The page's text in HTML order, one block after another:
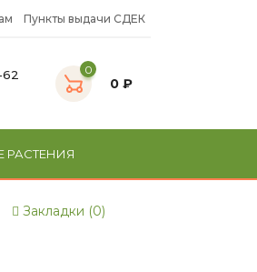
Пункты выдачи СДЕК
62 0
0 ₽
РАСТЕНИЯ
Закладки (0)